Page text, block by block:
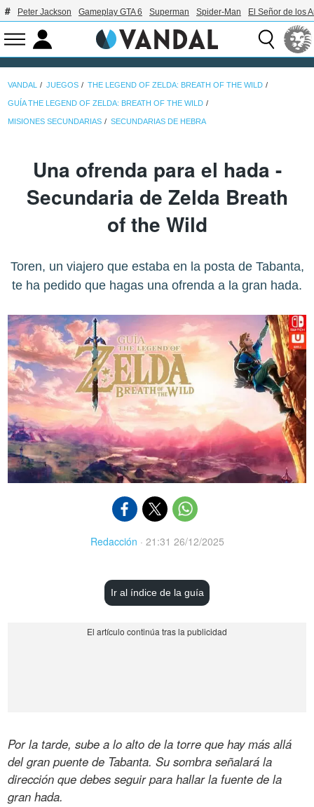
Peter Jackson Gameplay GTA 6 Superman Spider-Man El Señor de los
VANDAL JUEGOS THE LEGEND OF ZELDA: BREATH OF THE WILD
GUÍA THE LEGEND OF ZELDA: BREATH OF THE WILD
MISIONES SECUNDARIAS SECUNDARIAS DE HEBRA
Una ofrenda para el hada -
Secundaria de Zelda Breath
of the Wild
Toren, un viajero que estaba en la posta de Tabanta,
te ha pedido que hagas una ofrenda a la gran hada.
Redacción · 21:31 26/12/2025
Ir al índice de la guía
Por la tarde, sube a lo alto de la torre que hay más allá
del gran puente de Tabanta. Su sombra señalará la
dirección que debes seguir para hallar la fuente de la
gran hada.